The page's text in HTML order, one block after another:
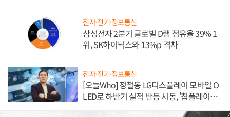
전자·전기·정보통신
삼성전자 2분기 글로벌 D램 점유율 39% 1
위, SK하이닉스와 13%p 격차
전자·전기·정보통신
[오늘Who] 정철동 LG디스플레이 모바일 O
LED로 하반기 실적 반등 시동, '칩플레이